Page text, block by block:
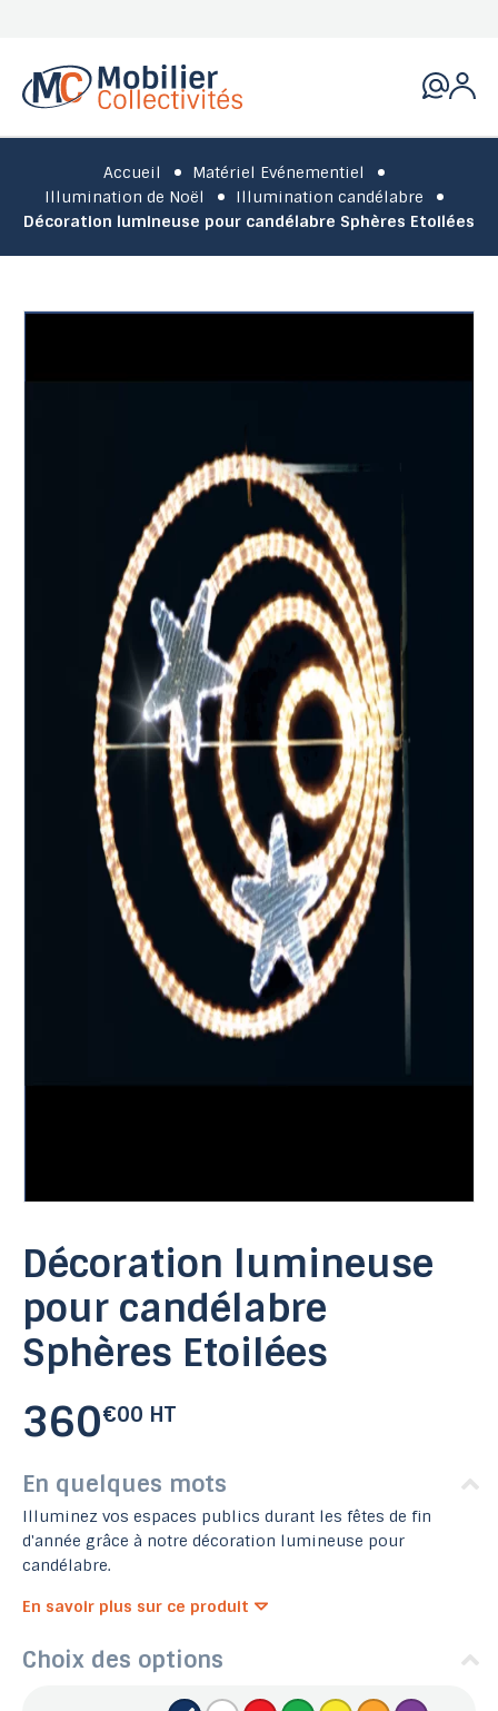
Accueil
Matériel Evénementiel
Illumination de Noël
Illumination candélabre
Décoration lumineuse pour candélabre Sphères Etoilées
Décoration lumineuse
pour candélabre
Sphères Etoilées
360€00 HT
En quelques mots
Illuminez vos espaces publics durant les fêtes de fin
d'année grâce à notre décoration lumineuse pour
candélabre.
En savoir plus sur ce produit
Choix des options